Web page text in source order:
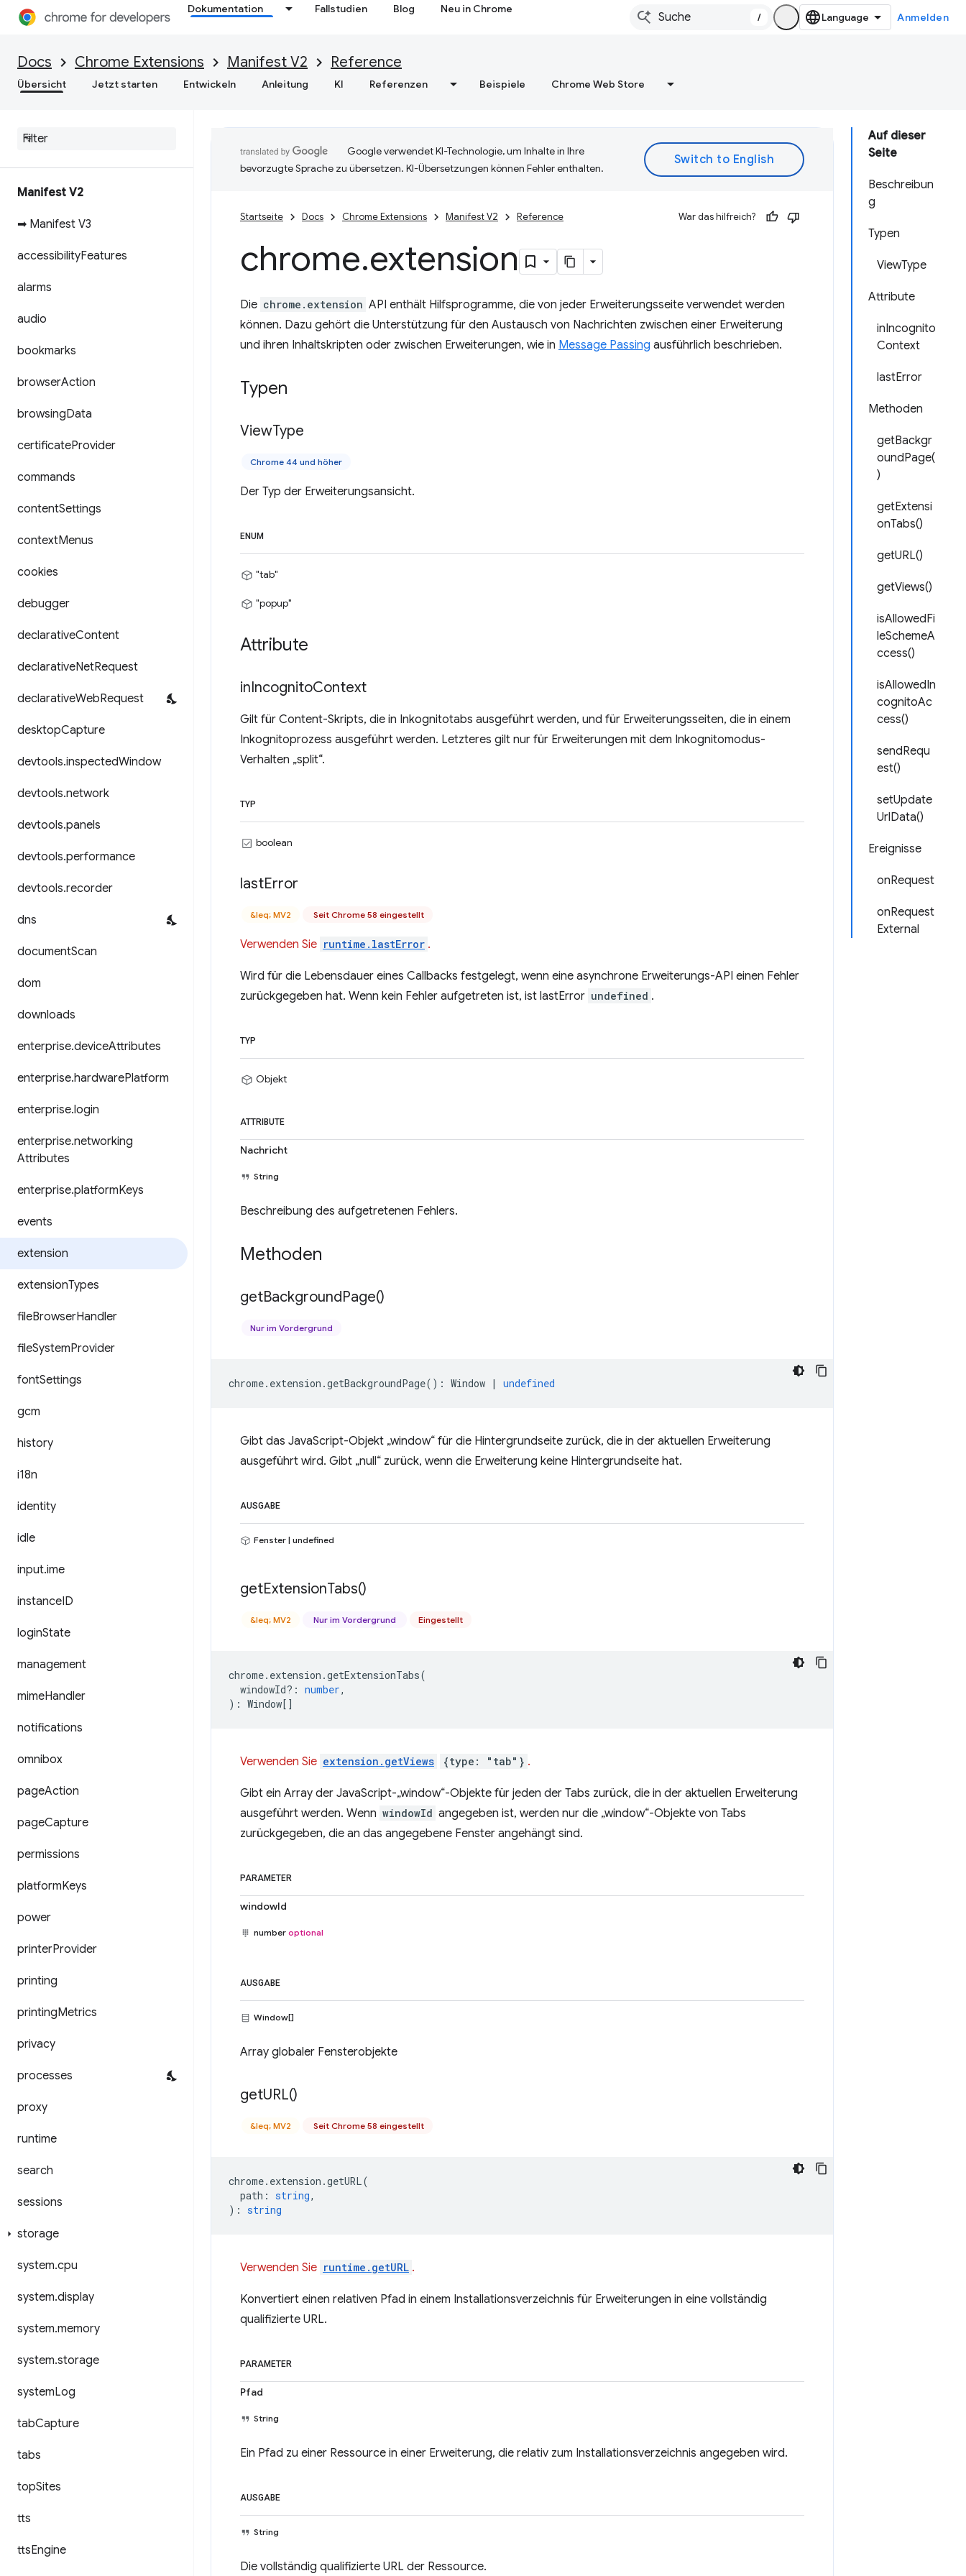
Dokumentation Fallstudien Blog Neu in Chrome
/ Anmelden
Docs Chrome Extensions Manifest V2 Reference
Übersicht Jetzt starten Entwickeln Anleitung KI Referenzen Beispiele Chrome Web Store
Manifest V2
➡ Manifest V3
accessibilityFeatures
alarms
audio
bookmarks
browserAction
browsingData
certificateProvider
commands
contentSettings
contextMenus
cookies
debugger
declarativeContent
declarativeNetRequest
declarativeWebRequest
desktopCapture
devtools.inspectedWindow
devtools.network
devtools.panels
devtools.performance
devtools.recorder
dns
documentScan
dom
downloads
enterprise.deviceAttributes
enterprise.hardwarePlatform
enterprise.login
enterprise.networking
Attributes
enterprise.platformKeys
events
extension
extensionTypes
fileBrowserHandler
fileSystemProvider
fontSettings
gcm
history
i18n
identity
idle
input.ime
instanceID
loginState
management
mimeHandler
notifications
omnibox
pageAction
pageCapture
permissions
platformKeys
power
printerProvider
printing
printingMetrics
privacy
processes
proxy
runtime
search
sessions
storage
system.cpu
system.display
system.memory
system.storage
systemLog
tabCapture
tabs
topSites
tts
ttsEngine
Auf dieser
Seite
Beschreibun
g
Typen
ViewType
Attribute
inIncognito
Context
lastError
Methoden
getBackgr
oundPage(
)
getExtensi
onTabs()
getURL()
getViews()
isAllowedFi
leSchemeA
ccess()
isAllowedIn
cognitoAc
cess()
sendRequ
est()
setUpdate
UrlData()
Ereignisse
onRequest
onRequest
External
Google verwendet KI-Technologie, um Inhalte in Ihre
bevorzugte Sprache zu übersetzen. KI-Übersetzungen können Fehler enthalten.
Startseite Docs Chrome Extensions Manifest V2 Reference War das hilfreich?
chrome.extension
Die chrome.extension API enthält Hilfsprogramme, die von jeder Erweiterungsseite verwendet werden
können. Dazu gehört die Unterstützung für den Austausch von Nachrichten zwischen einer Erweiterung
und ihren Inhaltskripten oder zwischen Erweiterungen, wie in Message Passing ausführlich beschrieben.
Typen
ViewType
Chrome 44 und höher
Der Typ der Erweiterungsansicht.
ENUM
"tab"
"popup"
Attribute
inIncognitoContext
Gilt für Content-Skripts, die in Inkognitotabs ausgeführt werden, und für Erweiterungsseiten, die in einem
Inkognitoprozess ausgeführt werden. Letzteres gilt nur für Erweiterungen mit dem Inkognitomodus-
Verhalten „split“.
TYP
boolean
lastError
&leq; MV2 Seit Chrome 58 eingestellt
Verwenden Sie runtime.lastError .
Wird für die Lebensdauer eines Callbacks festgelegt, wenn eine asynchrone Erweiterungs-API einen Fehler
zurückgegeben hat. Wenn kein Fehler aufgetreten ist, ist lastError undefined .
TYP
Objekt
ATTRIBUTE
Nachricht
String
Beschreibung des aufgetretenen Fehlers.
Methoden
getBackgroundPage()
Nur im Vordergrund
chrome. extension .getBackgroundPage() : Window | undefined
Gibt das JavaScript-Objekt „window“ für die Hintergrundseite zurück, die in der aktuellen Erweiterung
ausgeführt wird. Gibt „null“ zurück, wenn die Erweiterung keine Hintergrundseite hat.
AUSGABE
Fenster | undefined
getExtensionTabs()
&leq; MV2 Nur im Vordergrund Eingestellt
chrome. extension .getExtensionTabs(
windowId? : number,
) : Window[]
Verwenden Sie extension.getViews {type: "tab"} .
Gibt ein Array der JavaScript-„window“-Objekte für jeden der Tabs zurück, die in der aktuellen Erweiterung
ausgeführt werden. Wenn windowId angegeben ist, werden nur die „window“-Objekte von Tabs
zurückgegeben, die an das angegebene Fenster angehängt sind.
PARAMETER
windowId
number optional
AUSGABE
Window[]
Array globaler Fensterobjekte
getURL()
&leq; MV2 Seit Chrome 58 eingestellt
chrome. extension .getURL(
path : string,
) : string
Verwenden Sie runtime.getURL .
Konvertiert einen relativen Pfad in einem Installationsverzeichnis für Erweiterungen in eine vollständig
qualifizierte URL.
PARAMETER
Pfad
String
Ein Pfad zu einer Ressource in einer Erweiterung, die relativ zum Installationsverzeichnis angegeben wird.
AUSGABE
String
Die vollständig qualifizierte URL der Ressource.